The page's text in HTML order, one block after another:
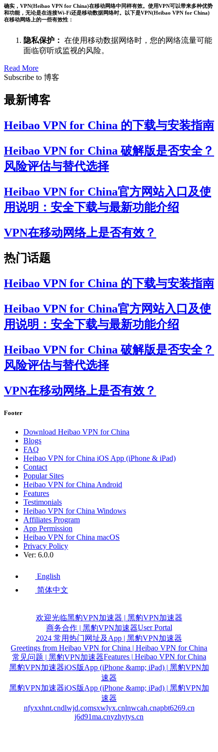
确实，VPN(Heibao VPN for China)在移动网络中同样有效。使用VPN可以带来多种优势
和功能，无论是在连接Wi-Fi还是移动数据网络时。以下是VPN(Heibao VPN for China)
在移动网络上的一些有效性：
隐私保护： 在使用移动数据网络时，您的网络流量可能
面临窃听或监视的风险。
Read More
Subscribe to 博客
最新博客
Heibao VPN for China 的下载与安装指南
Heibao VPN for China 破解版是否安全？
风险评估与替代选择
Heibao VPN for China官方网站入口及使
用说明：安全下载与最新功能介绍
VPN在移动网络上是否有效？
热门话题
Heibao VPN for China 的下载与安装指南
Heibao VPN for China官方网站入口及使
用说明：安全下载与最新功能介绍
Heibao VPN for China 破解版是否安全？
风险评估与替代选择
VPN在移动网络上是否有效？
Footer
Download Heibao VPN for China
Blogs
FAQ
Heibao VPN for China iOS App (iPhone & iPad)
Contact
Popular Sites
Heibao VPN for China Android
Features
Testimonials
Heibao VPN for China Windows
Affiliates Program
App Permission
Heibao VPN for China macOS
Privacy Policy
Ver: 6.0.0
English
简体中文
欢迎光临黑豹VPN加速器 | 黑豹VPN加速器
商务合作 | 黑豹VPN加速器User Portal
2024 常用热门网址及App | 黑豹VPN加速器
Greetings from Heibao VPN for China | Heibao VPN for China
常见问题 | 黑豹VPN加速器Features | Heibao VPN for China
黑豹VPN加速器iOS版App (iPhone &amp; iPad) | 黑豹VPN加
速器
黑豹VPN加速器iOS版App (iPhone &amp; iPad) | 黑豹VPN加
速器
nfyxxhnt.cndlwjd.comsxwlyx.cnlnwcah.cnapbt6269.cn
j6d91ma.cnyzhytys.cn